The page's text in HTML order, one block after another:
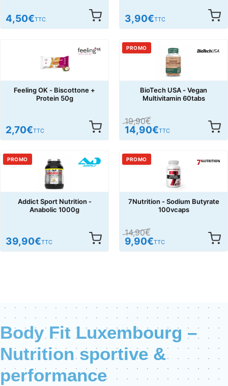
4,50€TTC 3,90€TTC
Feeling OK - Biscottone +
Protein 50g
2,70€TTC
PROMO
BioTech USA - Vegan
Multivitamin 60tabs
19,90€
14,90€TTC
PROMO
Addict Sport Nutrition -
Anabolic 1000g
39,90€TTC
PROMO
7Nutrition - Sodium Butyrate
100vcaps
14,90€
9,90€TTC
Body Fit Luxembourg –
Nutrition sportive &
performance